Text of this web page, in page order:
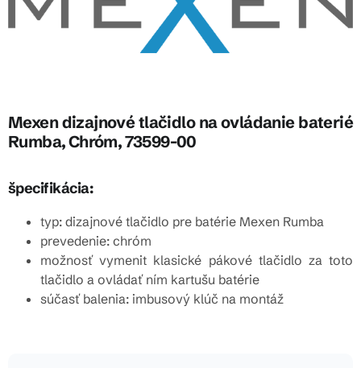
Mexen dizajnové tlačidlo na ovládanie baterié
Rumba, Chróm, 73599-00
špecifikácia:
typ: dizajnové tlačidlo pre batérie Mexen Rumba
prevedenie: chróm
možnosť vymenit klasické pákové tlačidlo za toto
tlačidlo a ovládať ním kartušu batérie
súčasť balenia: imbusový klúč na montáž